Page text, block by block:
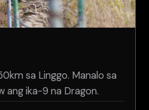
sa Linggo. Manalo sa
ang ika-9 na Dragon.